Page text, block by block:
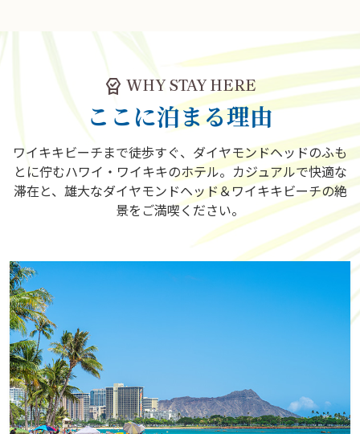
editor_choice WHY STAY HERE
ここに泊まる理由
ワイキキビーチまで徒歩すぐ、ダイヤモンドヘッドのふも
とに佇むハワイ・ワイキキのホテル。カジュアルで快適な
滞在と、雄大なダイヤモンドヘッド＆ワイキキビーチの絶
景をご満喫ください。